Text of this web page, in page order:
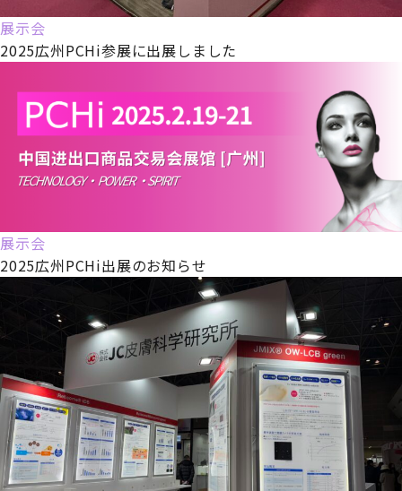
展示会
2025広州PCHi参展に出展しました
展示会
2025広州PCHi出展のお知らせ